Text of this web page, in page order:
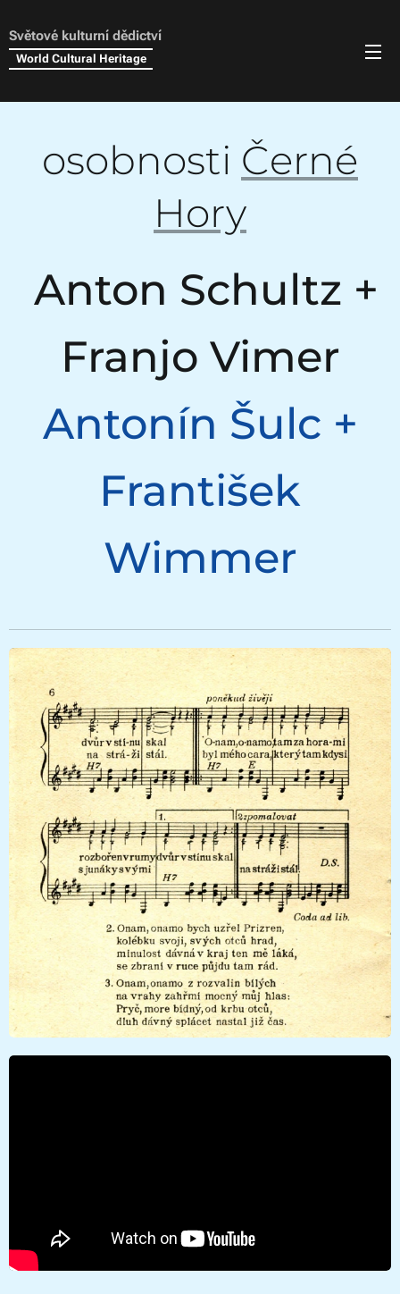
Světové kulturní dědictví
World Cultural Heritage
osobnosti Černé
Hory
Anton Schultz +
Franjo Vimer
Antonín Šulc +
František
Wimmer